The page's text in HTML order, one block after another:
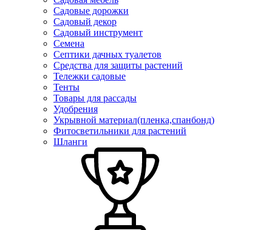
Садовые дорожки
Садовый декор
Садовый инструмент
Семена
Септики дачных туалетов
Средства для защиты растений
Тележки садовые
Тенты
Товары для рассады
Удобрения
Укрывной материал(пленка,спанбонд)
Фитосветильники для растений
Шланги